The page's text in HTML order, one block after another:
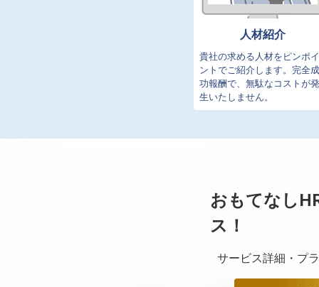
人材紹介
貴社の求める人材をピンポイ
ントでご紹介します。完全成
功報酬で、無駄なコストが発
生いたしません。
おもてなし
ス！
サービス詳細・プ